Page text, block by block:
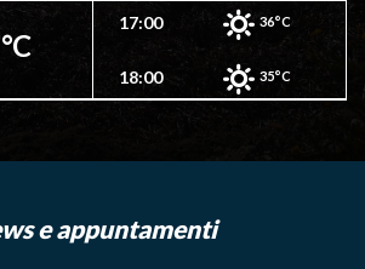
di una villa romana con numerosi
databili tra il III secolo a.c. e il III
il decreto
17:00 36°C
18:00 35°C
e appuntamenti